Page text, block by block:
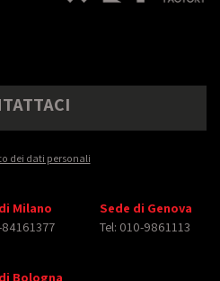
dei dati personali
Milano
84161377
Sede di Genova
Tel: 010-9861113
Bologna